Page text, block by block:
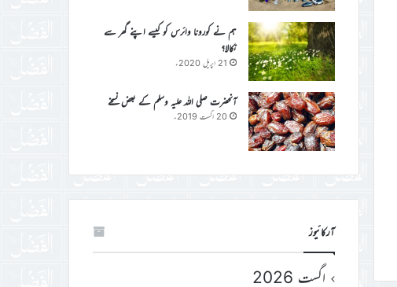
ہم نے کورونا وائرس کو کیسے اپنے گھر سے
نکالا؟
21 اپریل 2020ء
آنحضرت صلی اللہ علیہ وسلم کے بعض نسخے
20 اگست 2019ء
آرکائیوز
اگست 2026